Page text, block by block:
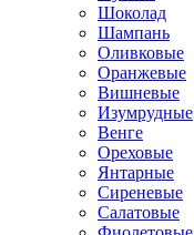
Шоколад
Шампань
Оливковые
Оранжевые
Вишневые
Изумрудные
Венге
Ореховые
Янтарные
Сиреневые
Салатовые